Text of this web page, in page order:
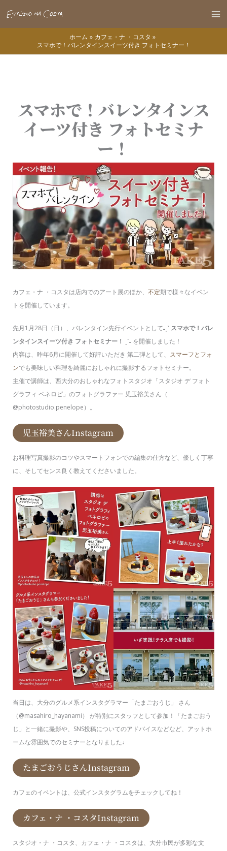
容
ホーム
カフェ・ナ ・コスタ
スマホで！バレンタインスイーツ付き フォトセミナー！
スマホで！バレンタインス
イーツ付き フォトセミナ
ー！
カフェ・ナ ・コスタは店内でのアート展のほか、 不定期で様々なイベン
トを開催しています。
先月1月28日（日）、バレンタイン先行イベントとして˗ˏˋ スマホで！バレ
ンタインスイーツ付き フォトセミナー！ ˎˊ˗を開催しました！
内容は、昨年6月に開催して好評いただき 第二弾として、 スマーフとフォ
ンでも美味しい料理を綺麗におしゃれに撮影するフォトセミナー。
主催で講師は、西大分のおしゃれなフォトスタジオ「スタジオ デ フォト
グラフィ ペネロピ」のフォトグラファー 児玉裕美さん（
@photostudio.penelope）。
児玉裕美さんInstagram
お料理写真撮影のコツやスマートフォンでの編集の仕方など、優しく丁寧
に、そしてセンス良く教えてくださいました。
当日は、大分のグルメ系インスタグラマー「たまごおうじ」 さん
（@masahiro_hayanami） が特別にスタッフとして参加！「たまごおう
じ」と一緒に撮影や、SNS投稿についてのアドバイスなどなど、アットホ
ームな雰囲気でのセミナーとなりました♩
たまごおうじさんInstagram
カフェのイベントは、公式インスタグラムをチェックしてね！
カフェ・ナ ・コスタInstagram
スタジオ・ナ ・コスタ、カフェ・ナ ・コスタは、大分市民が多彩な文